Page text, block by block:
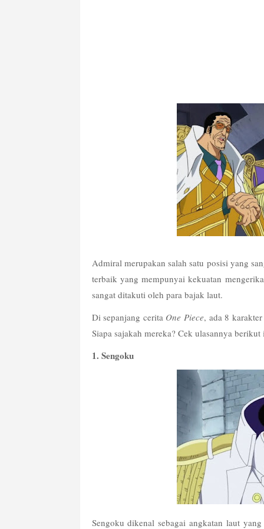
Admiral merupakan salah satu posisi yang
terbaik yang mempunyai kekuatan
sangat ditakuti oleh para bajak laut.
Di sepanjang cerita One Piece, ada 8
Siapa sajakah mereka? Cek ulasannya
1. Sengoku
Sengoku dikenal sebagai angkatan laut